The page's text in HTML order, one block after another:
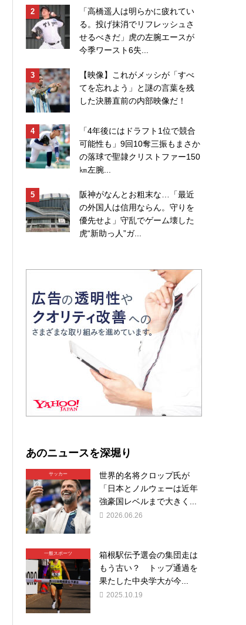
「高橋遥人は明らかに疲れてい
る。投げ抹消でリフレッシュさ
せるべきだ」虎の左腕エースが
今季ワースト6失...
【映像】これがメッシが「すべ
てを忘れよう」と謎の言葉を残
した決勝直前の内部映像だ！
「4年後にはドラフト1位で競合
可能性も」9回10奪三振もまさか
の落球で聖隷クリストファー150
㎞左腕...
阪神がなんとお粗末な…「最近
の外国人は信用ならん。守りを
優先せよ」守乱でゲーム壊した
虎“新助っ人”ガ...
あのニュースを深堀り
サッカー
世界的名将クロップ氏が
「日本とノルウェーは近年
強豪国レベルまで大きく...
2026.06.26
一般スポーツ
箱根駅伝予選会の集団走は
もう古い？ トップ通過を
果たした中央学大が今...
2025.10.19